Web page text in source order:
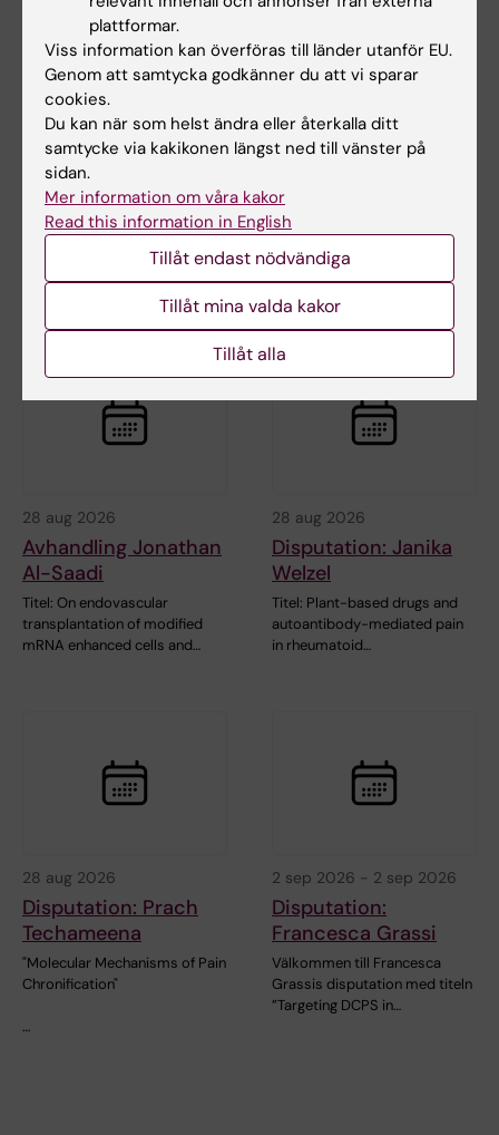
27 aug 2026-27 aug 2026
Disputation: Heba Ali
Titel:
"Östrogenreceptormedierat
neuroprotektion i modeller av…
28 aug 2026
Disputation -
Francesca Gatto
Plasticity: implications for
immune evasion,…
28 aug 2026
Avhandling Jonathan
Al-Saadi
Titel: On endovascular
transplantation of modified
mRNA enhanced cells and…
28 aug 2026
Disputation: Janika
Welzel
Titel: Plant-based drugs and
autoantibody-mediated pain
in rheumatoid…
28 aug 2026
Disputation: Prach
Techameena
"Molecular Mechanisms of Pain
Chronification"
…
2 sep 2026 - 2 sep 2026
Disputation:
Francesca Grassi
Välkommen till Francesca
Grassis disputation med titeln
”Targeting DCPS in…
plattformar.
Viss information kan överföras till länder utanför EU.
Genom att samtycka godkänner du att vi sparar
cookies.
Du kan när som helst ändra eller återkalla ditt
samtycke via kakikonen längst ned till vänster på
sidan.
Mer information om våra kakor
Read this information in English
Tillåt endast nödvändiga
Tillåt mina valda kakor
Tillåt alla